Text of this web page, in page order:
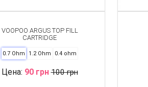
убедившись в том, что:
контролировать его состояние и при
вкус и производительность.
VOOPOO ARGUS TOP FILL
CARTRIDGE
0.7 Ohm 1.2 Ohm 0.4 ohm
Цена: 90 грн 100 грн